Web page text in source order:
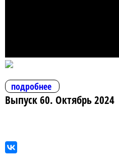
подробнее
Выпуск 60. Октябрь 2024